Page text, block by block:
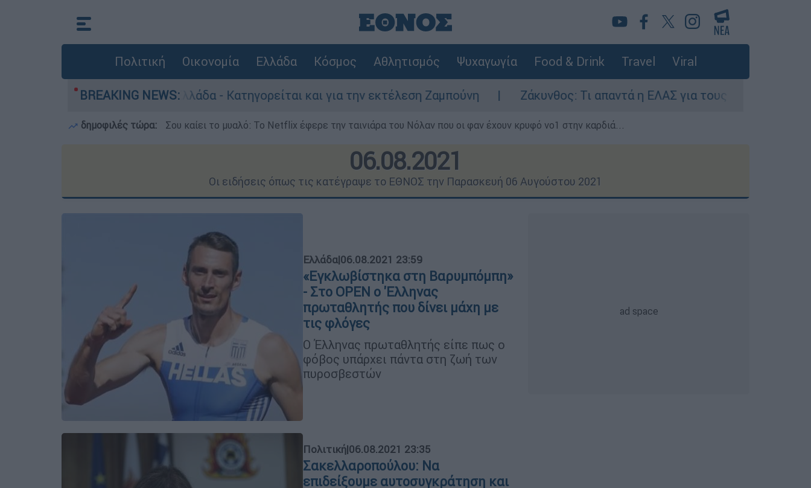
Πολιτική Οικονομία Ελλάδα Κόσμος Αθλητισμός Ψυχαγωγία Food & Drink Travel Viral
BREAKING NEWS:
στην Ελλάδα - Κατηγορείται και για την εκτέλεση Ζαμπούνη Ζάκυνθος: Τι απαντά η ΕΛΑΣ για τους 8 βιασμούς τουριστριών -
δημοφιλές τώρα: Σου καίει το μυαλό: Το Netflix έφερε την ταινιάρα του Νόλαν που οι φαν έχουν κρυφό νο1 στην καρδιά...
06.08.2021
Οι ειδήσεις όπως τις κατέγραψε το ΕΘΝΟΣ την Παρασκευή 06 Αυγούστου 2021
Ελλάδα|06.08.2021 23:59
«Εγκλωβίστηκα στη Βαρυμπόμπη»
- Στο OPEN o 'Ελληνας
πρωταθλητής που δίνει μάχη με
τις φλόγες
Ο Έλληνας πρωταθλητής είπε πως ο
φόβος υπάρχει πάντα στη ζωή των
πυροσβεστών
Πολιτική|06.08.2021 23:35
Σακελλαροπούλου: Να
επιδείξουμε αυτοσυγκράτηση και